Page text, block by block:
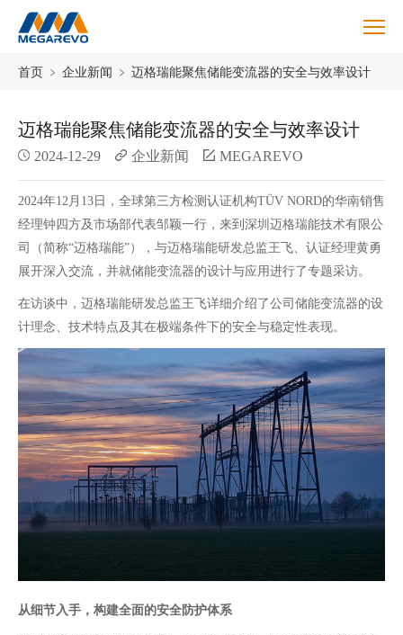
Blog首页 ﹥ 企业新闻 ﹥ 迈格瑞能聚焦储能变流器的安全与效率设计
迈格瑞能聚焦储能变流器的安全与效率设计
2024-12-29 企业新闻 MEGAREVO
2024年12月13日，全球第三方检测认证机构TÜV NORD的华南销售
经理钟四方及市场部代表邹颖一行，来到深圳迈格瑞能技术有限公
司（简称“迈格瑞能”），与迈格瑞能研发总监王飞、认证经理黄勇
展开深入交流，并就储能变流器的设计与应用进行了专题采访。
在访谈中，迈格瑞能研发总监王飞详细介绍了公司储能变流器的设
计理念、技术特点及其在极端条件下的安全与稳定性表现。
从细节入手，构建全面的安全防护体系